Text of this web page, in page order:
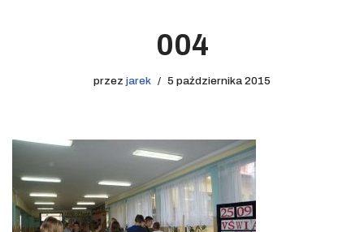
004
przez jarek 5 października 2015